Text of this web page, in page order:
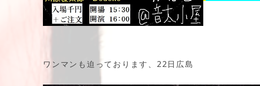
ワンマンも迫っております、22日広島